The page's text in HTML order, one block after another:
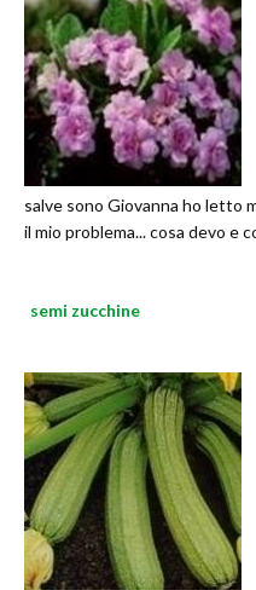
salve sono Giovanna ho letto
il mio problema... cosa devo e
semi zucchine